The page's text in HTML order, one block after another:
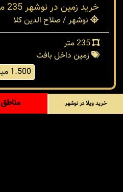
خرید زمین در نوشهر 235 متری در صلاح الدین کلا
نوشهر / صلاح الدین کلا
زمین داخل بافت
1.500 میلیارد
خرید ویلا در نوشهر مناطق